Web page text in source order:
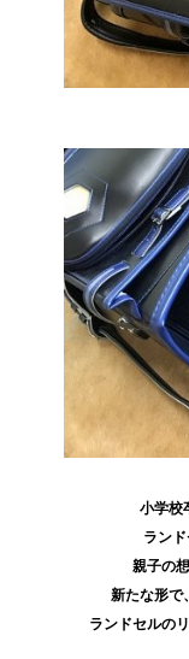
小学校
ラン
親子の
新たな形で
ランドセルの